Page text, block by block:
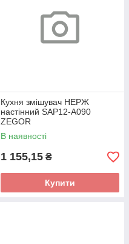
Кухня змішувач НЕРЖ
настінний SAP12-A090
ZEGOR
В наявності
1 155,15 ₴
Купити